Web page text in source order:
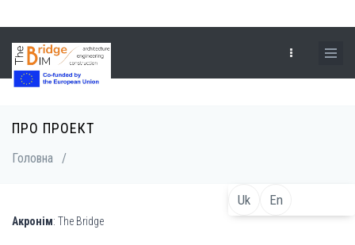
до
основного
вмісту
Uk En
ПРО ПРОЕКТ
навіґації
Головна /
Акронім: The Bridge